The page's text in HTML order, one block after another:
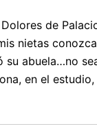
de
nietas
su abuela…no
en el